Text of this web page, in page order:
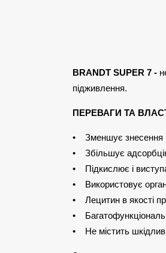
BRANDT SUPER 7 -
підживлення.
ПЕРЕВАГИ ТА
• Зменшує знесення
• Збільшує
• Підкислює і
• Використовує
• Лецитин в якості
•
• Не містить